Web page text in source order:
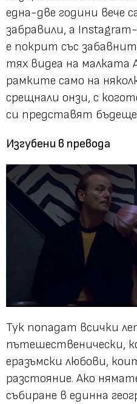
една-две години вече
забравили, а
е покрит със
тях видеа на малката
рамките само на
срещнали онзи, с
си представят
Изгубени в превода
Тук попадат всички
пътешественически,
еразъмски любови,
разстояние. Ако
събиране в единна